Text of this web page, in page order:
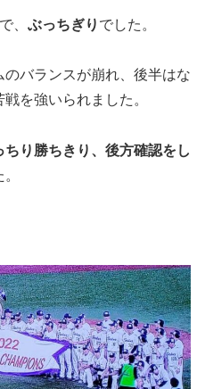
で、 ぶっちぎり でした。
バランスが崩れ、後半はな
を強いられました。
ちり勝ちきり、後方確認をし